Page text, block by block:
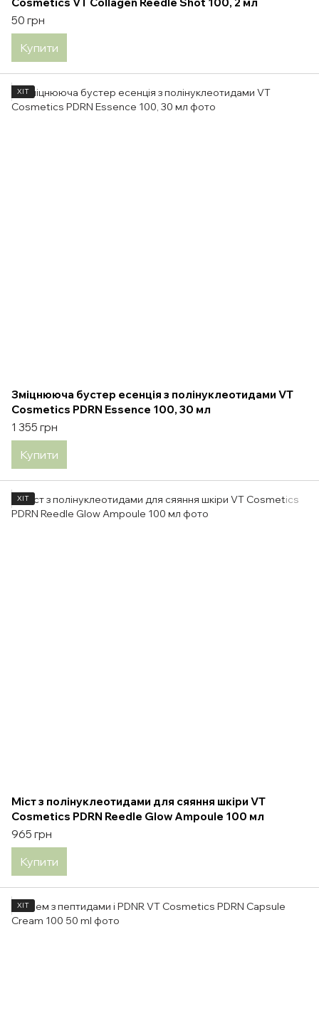
50 грн
Купити
ХІТ
Зміцнююча бустер есенція з полінуклеотидами VT
Cosmetics PDRN Essence 100, 30 мл
1 355 грн
Купити
ХІТ
Міст з полінуклеотидами для сяяння шкіри VT
Cosmetics PDRN Reedle Glow Ampoule 100 мл
965 грн
Купити
ХІТ